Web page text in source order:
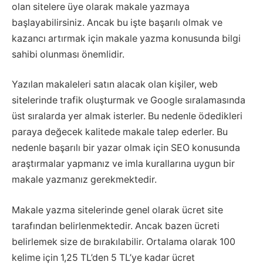
olan sitelere üye olarak makale yazmaya
başlayabilirsiniz. Ancak bu işte başarılı olmak ve
kazancı artırmak için makale yazma konusunda bilgi
sahibi olunması önemlidir.
Yazılan makaleleri satın alacak olan kişiler, web
sitelerinde trafik oluşturmak ve Google sıralamasında
üst sıralarda yer almak isterler. Bu nedenle ödedikleri
paraya değecek kalitede makale talep ederler. Bu
nedenle başarılı bir yazar olmak için SEO konusunda
araştırmalar yapmanız ve imla kurallarına uygun bir
makale yazmanız gerekmektedir.
Makale yazma sitelerinde genel olarak ücret site
tarafından belirlenmektedir. Ancak bazen ücreti
belirlemek size de bırakılabilir. Ortalama olarak 100
kelime için 1,25 TL’den 5 TL’ye kadar ücret